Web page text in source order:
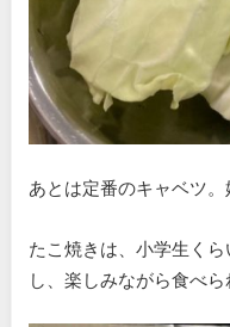
あとは定番のキャベツ
たこ焼きは、小学生く
し、楽しみながら食べら